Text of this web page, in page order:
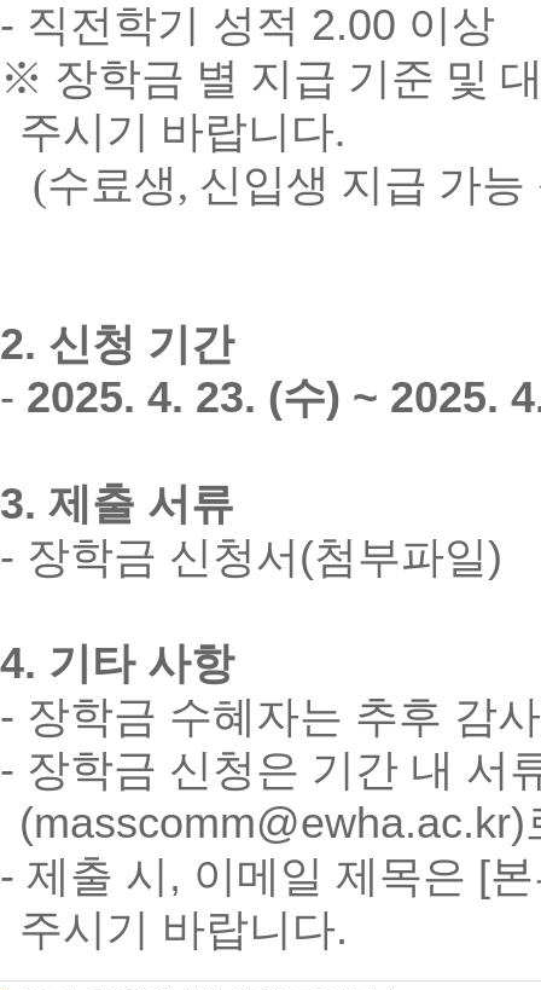
- 직전학기 성적 2.00 이상
※ 장학금 별 지급 기준 및
주시기 바랍니다.
(수료생, 신입생 지급 가능
2. 신청 기간
- 2025. 4. 23. (수) ~ 2025.
3. 제출 서류
- 장학금 신청서(첨부파일)
4. 기타 사항
- 장학금 수혜자는 추후 감
- 장학금 신청은 기간 내 서
- 제출 시, 이메일 제목은 [
주시기 바랍니다.